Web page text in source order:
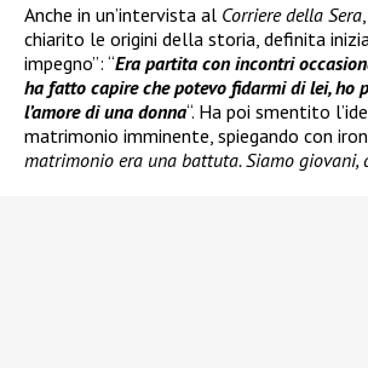
Anche in un’intervista al Corriere della Sera
chiarito le origini della storia, definita
impegno”: “Era partita con incontri
ha fatto capire che potevo fidarmi di lei, ho
l’amore di una donna“. Ha poi smentito
matrimonio imminente, spiegando con
matrimonio era una battuta. Siamo giovani,